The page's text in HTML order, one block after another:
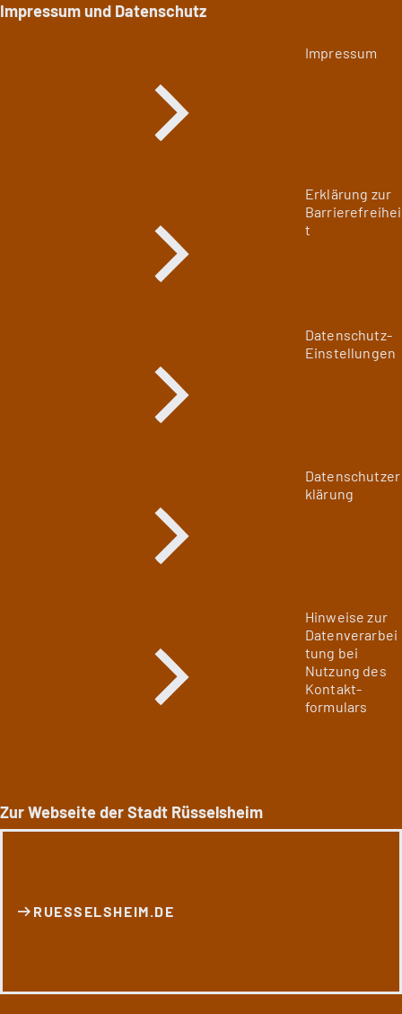
Impressum und Datenschutz
Impressum
Erklärung zur
Barrierefreihei
t
Datenschutz-
Einstellungen
Datenschutzer
klärung
Hinweise zur
Datenverarbei
tung bei
Nutzung des
Kontakt­
formulars
Zur Webseite der Stadt Rüsselsheim
RUESSELSHEIM.DE